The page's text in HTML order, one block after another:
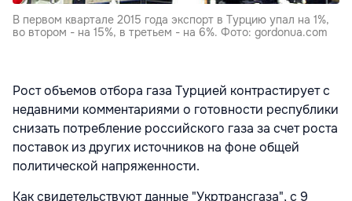
В первом квартале 2015 года экспорт в Турцию упал на 1%,
во втором - на 15%, в третьем - на 6%. Фото: gordonua.com
Рост объемов отбора газа Турцией контрастирует с
недавними комментариями о готовности республики
снизать потребление российского газа за счет роста
поставок из других источников на фоне общей
политической напряженности.
Как свидетельствуют данные "Укртрансгаза", с 9